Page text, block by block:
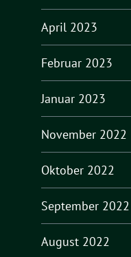
April 2023
Februar 2023
Januar 2023
November 2022
Oktober 2022
September 2022
August 2022